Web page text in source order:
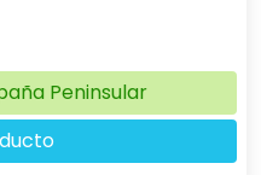
Peninsular